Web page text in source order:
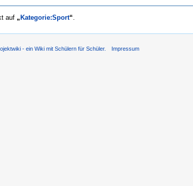
auf „ Kategorie:Sport“
- ein Wiki mit Schülern für Schüler. Impressum